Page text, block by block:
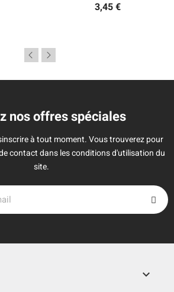
3,45 €
nos offres spéciales
à tout moment. Vous trouverez pour
contact dans les conditions d'utilisation du
site.
